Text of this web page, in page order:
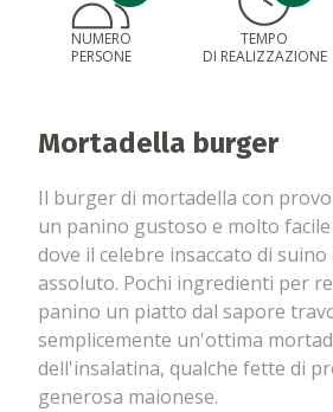
NUMERO
PERSONE
TEMPO
DI REALIZZAZIONE
Mortadella burger
Il burger di mortadella con
un panino gustoso e molto
dove il celebre insaccato di
assoluto. Pochi ingredienti per
panino un piatto dal sapore
semplicemente un'ottima
dell'insalatina, qualche fette di
generosa maionese.